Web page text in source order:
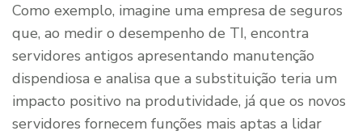
Como exemplo, imagine uma empresa de seguros
que, ao medir o desempenho de TI, encontra
servidores antigos apresentando manutenção
dispendiosa e analisa que a substituição teria um
impacto positivo na produtividade, já que os novos
servidores fornecem funções mais aptas a lidar